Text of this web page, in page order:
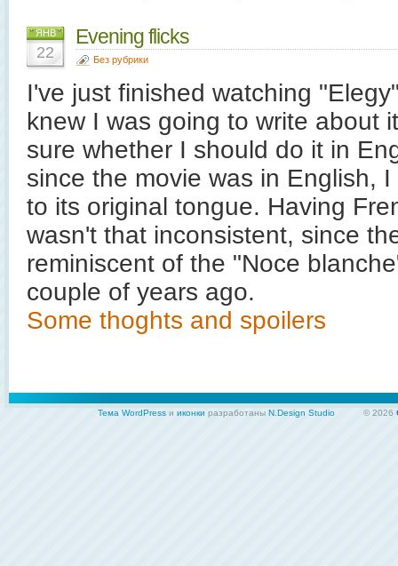
ЯНВ
22
Evening flicks
Без рубрики
I've just finished watching
knew I was going to write about
sure whether I should do it in
since the movie was in English,
to its original tongue. Having
wasn't that inconsistent, since
reminiscent of the "Noce
couple of years ago.
Some thoghts and spoilers
Тема WordPress и иконки разработаны N.Design Studio © 2026